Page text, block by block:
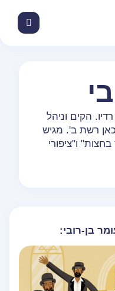
הקים וניהל
כאן רשת ב'. מגיש
ו"ציפורי
בן-רובי: